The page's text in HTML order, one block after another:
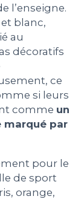
l’enseigne.
blanc,
au
décoratifs
ce
si leurs
comme un
marqué par
pour le
de sport
orange,